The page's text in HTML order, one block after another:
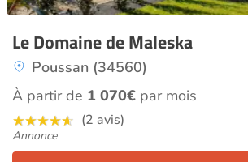
Le Domaine de Maleska
Poussan (34560)
À partir de 1 070€ par mois
(2 avis)
Annonce